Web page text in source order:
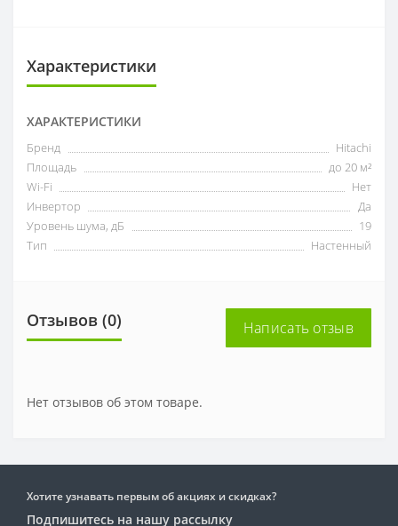
Характеристики
ХАРАКТЕРИСТИКИ
Бренд
Hitachi
Площадь
до 20 м²
Wi-Fi
Нет
Инвертор
Да
Уровень шума, дБ
19
Тип
Настенный
Отзывов (0) Написать отзыв
Нет отзывов об этом товаре.
Хотите узнавать первым об акциях и скидках?
Подпишитесь на нашу рассылку